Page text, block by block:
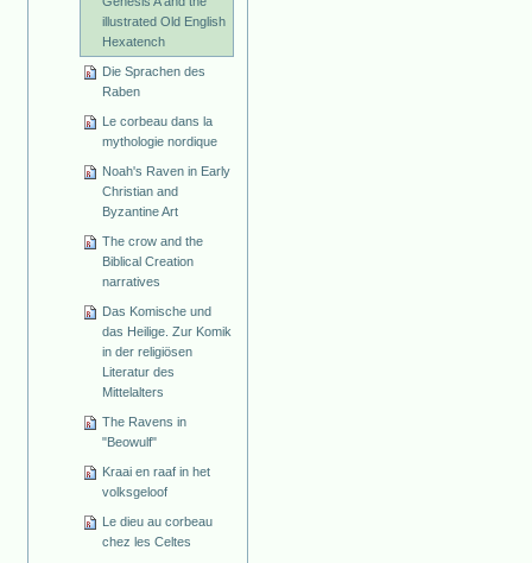
illustrated Old English
Hexatench
Die Sprachen des
Raben
Le corbeau dans la
mythologie nordique
Noah's Raven in Early
Christian and
Byzantine Art
The crow and the
Biblical Creation
narratives
Das Komische und
das Heilige. Zur Komik
in der religiösen
Literatur des
Mittelalters
The Ravens in
"Beowulf"
Kraai en raaf in het
volksgeloof
Le dieu au corbeau
chez les Celtes